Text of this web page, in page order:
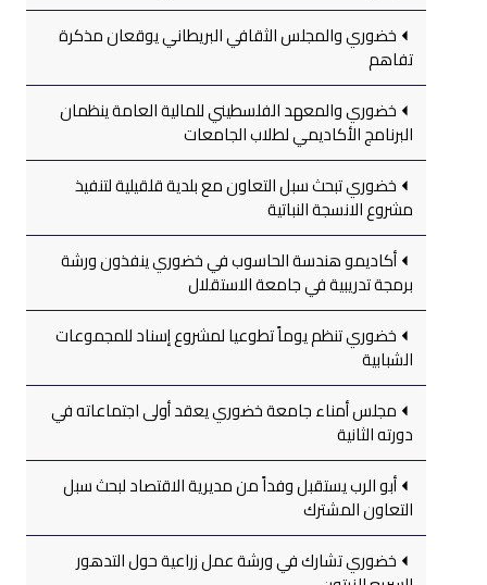
خضوري والمجلس الثقافي البريطاني يوقعان مذكرة
تفاهم
خضوري والمعهد الفلسطيني للمالية العامة ينظمان
البرنامج الأكاديمي لطلاب الجامعات
خضوري تبحث سبل التعاون مع بلدية قلقيلية لتنفيذ
مشروع الانسجة النباتية
أكاديمو هندسة الحاسوب في خضوري ينفذون ورشة
برمجة تدريبية في جامعة الاستقلال
خضوري تنظم يوماً تطوعيا لمشروع إسناد للمجموعات
الشبابية
مجلس أمناء جامعة خضوري يعقد أولى اجتماعاته في
دورته الثانية
أبو الرب يستقبل وفداً من مديرية الاقتصاد لبحث سبل
التعاون المشترك
خضوري تشارك في ورشة عمل زراعية حول التدهور